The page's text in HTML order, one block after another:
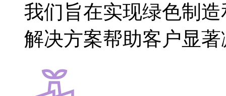
我们旨在实现绿色制造
解决方案帮助客户显